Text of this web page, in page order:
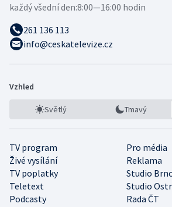
každý všední den:8:00—16:00 hodin
261 136 113
info@ceskatelevize.cz
Vzhled
Světlý Tmavý
TV program
Pro média
Živé vysílání
Reklama
TV poplatky
Studio
Teletext
Studio
Podcasty
Rada ČT